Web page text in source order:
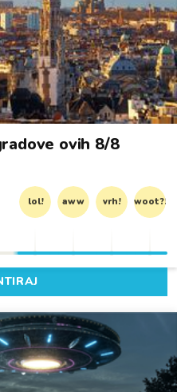
ovih 8/8
lol! aww vrh! woot?!